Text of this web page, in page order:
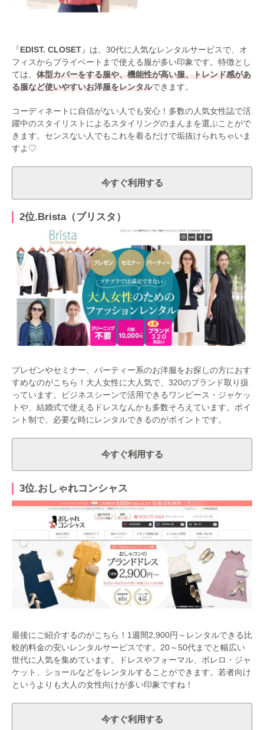
『EDIST. CLOSET』は、30代に人気なレンタルサービスで、オ
フィスからプライベートまで使える服が多い印象です。特徴とし
ては、 体型カバーをする服や、機能性が高い服、トレンド感があ
る服など使いやすいお洋服をレンタルできます。
コーディネートに自信がない人でも安心！多数の人気女性誌で活
躍中のスタイリストによるスタイリングのまんまを選ぶことがで
きます。センスない人でもこれを着るだけで垢抜けられちゃいま
すよ♡
今すぐ利用する
2位.Brista（ブリスタ）
プレゼンやセミナー、パーティー系のお洋服をお探しの方におす
すめなのがこちら！大人女性に大人気で、320のブランド取り扱
っています。ビジネスシーンで活用できるワンピース・ジャケッ
トや、結婚式で使えるドレスなんかも多数そろえています。ポイ
ント制で、必要な時にレンタルできるのがポイントです。
今すぐ利用する
3位.おしゃれコンシャス
最後にご紹介するのがこちら！1週間2,900円～レンタルできる比
較的料金の安いレンタルサービスです。20～50代までと幅広い
世代に人気を集めています。ドレスやフォーマル、ボレロ・ジャ
ケット、ショールなどをレンタルすることができます。若者向け
というよりも大人の女性向けが多い印象ですね！
今すぐ利用する